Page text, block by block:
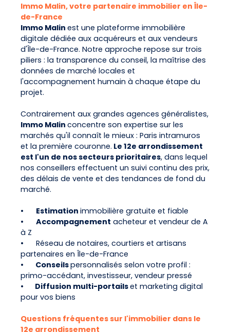
Immo Malin, votre partenaire immobilier en Île-
de-France
Immo Malin est une plateforme immobilière
digitale dédiée aux acquéreurs et aux vendeurs
d'Île-de-France. Notre approche repose sur trois
piliers : la transparence du conseil, la maîtrise des
données de marché locales et
l'accompagnement humain à chaque étape du
projet.
Contrairement aux grandes agences généralistes,
Immo Malin concentre son expertise sur les
marchés qu'il connaît le mieux : Paris intramuros
et la première couronne. Le 12e arrondissement
est l'un de nos secteurs prioritaires, dans lequel
nos conseillers effectuent un suivi continu des prix,
des délais de vente et des tendances de fond du
marché.
• Estimation immobilière gratuite et fiable
•
Accompagnement acheteur et vendeur de A
à Z
• Réseau de notaires, courtiers et artisans
partenaires en Île-de-France
•
Conseilspersonnalisés selon votre profil :
primo-accédant, investisseur, vendeur pressé
•
Diffusion multi-portailset marketing digital
pour vos biens
Questions fréquentes sur l'immobilier dans le
12e arrondissement